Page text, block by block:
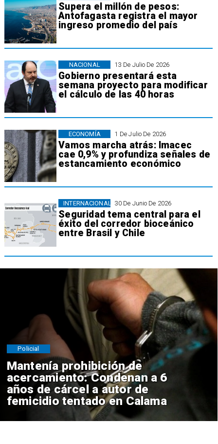
Supera el millón de pesos:
Antofagasta registra el mayor
ingreso promedio del país
13 De Julio De 2026
Gobierno presentará esta
semana proyecto para modificar
el cálculo de las 40 horas
NACIONAL
1 De Julio De 2026
Vamos marcha atrás: Imacec
cae 0,9% y profundiza señales de
estancamiento económico
ECONOMÍA
30 De Junio De 2026
Seguridad tema central para el
éxito del corredor bioceánico
entre Brasil y Chile
INTERNACIONAL
Mantenía prohibición de
acercamiento: Condenan a 6
años de cárcel a autor de
femicidio tentado en Calama
Policial